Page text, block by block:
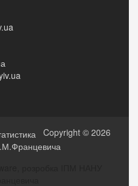
Copyright © 2026